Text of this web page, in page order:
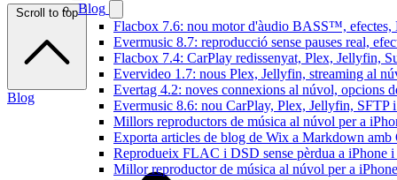
Blog
Flacbox 7.6: nou motor d'àudio BASS™, efectes,
Evermusic 8.7: reproducció sense pauses real,
Flacbox 7.4: CarPlay redissenyat, Plex, Jellyfin,
Evervideo 1.7: nous Plex, Jellyfin, streaming al
Evertag 4.2: noves connexions al núvol, opcions
Evermusic 8.6: nou CarPlay, Plex, Jellyfin, SFTP
Millors reproductors de música al núvol per a
Exporta articles de blog de Wix a Markdown
Reprodueix FLAC i DSD sense pèrdua a iPhone
Millor reproductor de música al núvol per a
Scroll to top
Blog